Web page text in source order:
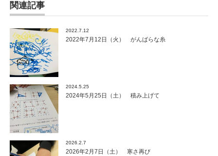
関連記事
2022.7.12
2022年7月12日（火） がんばらな糸
2024.5.25
2024年5月25日（土） 積み上げて
2026.2.7
2026年2月7日（土） 寒さ再び